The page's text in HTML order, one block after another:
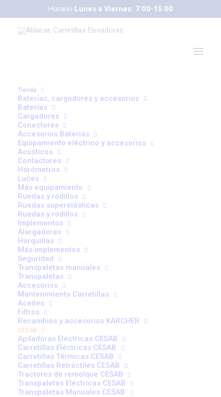
Horario Lunes a Viernes: 7:00-15:00
Tienda
Baterías, cargadores y accesorios
Baterías
Cargadores
Conectores
Accesorios Baterias
Equipamiento eléctrico y accesorios
Acústicos
Contactores
Horómetros
Luces
Más equipamiento
Ruedas y rodillos
Ruedas superelásticas
Ruedas y rodillos
Implementos
Alargaderas
Horquillas
Más implementos
Seguridad
Transpaletas manuales
Transpaletas
Accesorios
Mantenimiento Carretillas
Aceites
Filtros
Recambios y accesorios KARCHER
CESAB
Apiladoras Eléctricas CESAB
Carretillas Eléctricas CESAB
Carretillas Térmicas CESAB
Carretillas Retráctiles CESAB
Tractores de remolque CESAB
Transpaletas Eléctricas CESAB
Transpaletas Manuales CESAB
Carretillas CESAB
Tractores de Remolque
B200 24V | Carretillas eléctricas de 3
ruedas